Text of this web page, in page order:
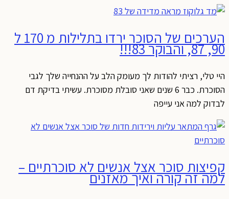
הערכים של הסוכר ירדו בתלילות מ 170 ל
90, 87, והבוקר 83!!!
היי טלי, רציתי להודות לך מעומק הלב על ההנחייה שלך לגבי
הסוכרת. כבר 6 שנים שאני סובלת מסוכרת. עשיתי בדיקת דם
לבדוק למה אני עייפה
קפיצות סוכר אצל אנשים לא סוכרתיים –
למה זה קורה ואיך מאזנים